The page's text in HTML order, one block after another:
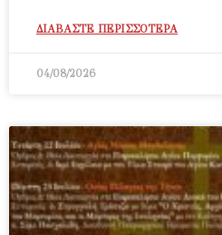
ΔΙΑΒΑΣΤΕ ΠΕΡΙΣΣΟΤΕΡΑ
04/08/2026